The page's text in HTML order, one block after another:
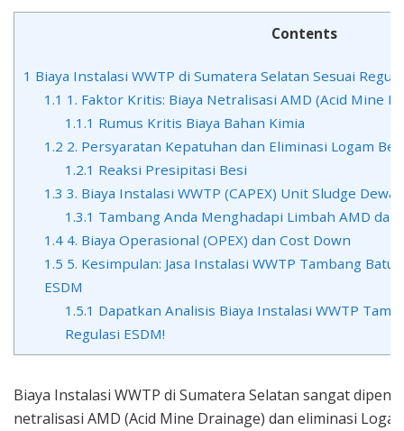
dan
Contents
1 Biaya Instalasi WWTP di Sumatera Selatan Sesuai
1.1 1. Faktor Kritis: Biaya Netralisasi AMD (Acid Mine
1.1.1 Rumus Kritis Biaya Bahan Kimia
1.2 2. Persyaratan Kepatuhan dan Eliminasi Logam
1.2.1 Reaksi Presipitasi Besi
1.3 3. Biaya Instalasi WWTP (CAPEX) Unit Sludge
1.3.1 Tambang Anda Menghadapi Limbah AMD dan
1.44. Biaya Operasional (OPEX) dan Cost Down
1.5 5. Kesimpulan: Jasa Instalasi WWTP Tambang
ESDM
1.5.1 Dapatkan Analisis Biaya Instalasi WWTP
Regulasi ESDM!
Biaya Instalasi WWTP di Sumatera Selatan sangat
netralisasi AMD (Acid Mine Drainage) dan eliminasi